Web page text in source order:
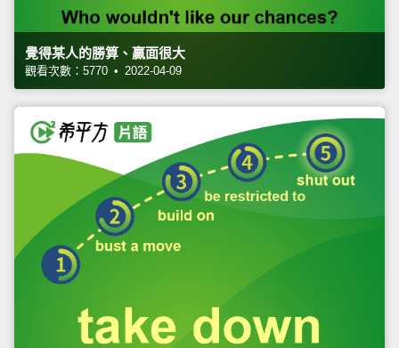
覺得某人的勝算、贏面很大
觀看次數：5770 • 2022-04-09